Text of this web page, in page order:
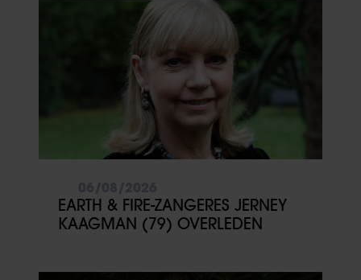
EARTH & FIRE-ZANGERES JERNEY
KAAGMAN (79) OVERLEDEN